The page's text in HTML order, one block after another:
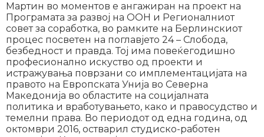
Мартин во моментов е ангажиран на проект на
Програмата за развој на ООН и Регионалниот
совет за соработка, во рамките на Берлинскиот
процес посветен на поглавјето 24 – Слобода,
безбедност и правда. Тој има повеќегодишно
професионално искуство од проекти и
истражувања поврзани со имплементацијата на
правото на Европската Унија во Северна
Македонија во областите на социјалната
политика и вработувањето, како и правосудство и
темелни права. Во периодот од една година, од
октомври 2016, остварил студиско-работен